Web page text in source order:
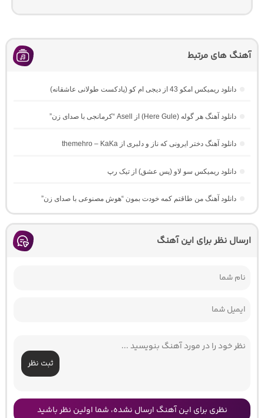
آهنگ های مرتبط
دانلود ریمیکس امکو 43 از دیجی ام کو (پادکست طولانی عاشقانه)
دانلود آهنگ هر گوله (Here Gule) از Asell “کرمانجی با صدای زن”
دانلود آهنگ دختر ایرونی که ناز و دلبری از themehro – KaKa
دانلود ریمیکس سو لاو (پس عشق) از تیک رپ
دانلود آهنگ من طاقتم کمه خودت بمون “هوش مصنوعی با صدای زن”
ارسال نظر برای این آهنگ
ثبت نظر
نظری برای این آهنگ ارسال نشده، شما اولین نظر باشید